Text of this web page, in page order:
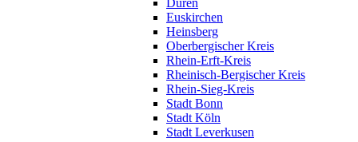
Düren
Euskirchen
Heinsberg
Oberbergischer Kreis
Rhein-Erft-Kreis
Rheinisch-Bergischer Kreis
Rhein-Sieg-Kreis
Stadt Bonn
Stadt Köln
Stadt Leverkusen